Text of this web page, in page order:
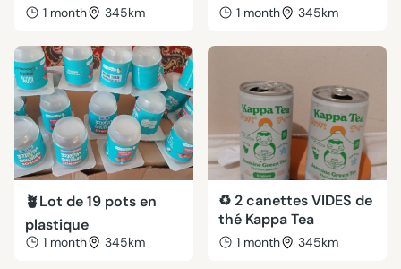
1 month 345km 1 month 345km
🪴Lot de 19 pots en
plastique
1 month 345km
♻️ 2 canettes VIDES de
thé Kappa Tea
1 month 345km